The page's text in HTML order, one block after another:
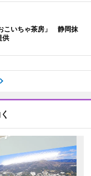
こいちゃ茶房」 静岡抹
供